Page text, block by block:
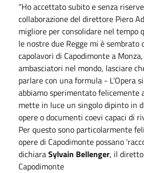
“Ho accettato subito e senza
collaborazione del direttore Piero
migliore per consolidare nel tempo
le nostre due Regge mi è sembrato
capolavori di Capodimonte a
ambasciatori nel mondo, lasciare
parlare con una formula - L'Opera
abbiamo sperimentato felicemente
mette in luce un singolo dipinto in
opere o documenti coevi capaci di
Per questo sono particolarmente
opere di Capodimonte possano
dichiaraSylvain Bellenger, il
Capodimonte